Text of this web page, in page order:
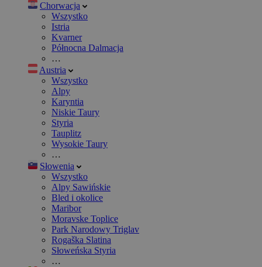
Chorwacja
Wszystko
Istria
Kvarner
Północna Dalmacja
…
Austria
Wszystko
Alpy
Karyntia
Niskie Taury
Styria
Tauplitz
Wysokie Taury
…
Słowenia
Wszystko
Alpy Sawińskie
Bled i okolice
Maribor
Moravske Toplice
Park Narodowy Triglav
Rogaška Slatina
Słoweńska Styria
…